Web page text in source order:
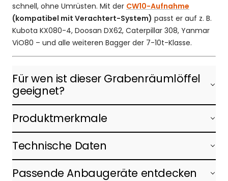
schnell, ohne Umrüsten. Mit der CW10-Aufnahme
(kompatibel mit Verachtert-System) passt er auf z. B.
Kubota KX080-4, Doosan DX62, Caterpillar 308, Yanmar
ViO80 – und alle weiteren Bagger der 7-10t-Klasse.
Für wen ist dieser Grabenräumlöffel
geeignet?
Produktmerkmale
Technische Daten
Passende Anbaugeräte entdecken